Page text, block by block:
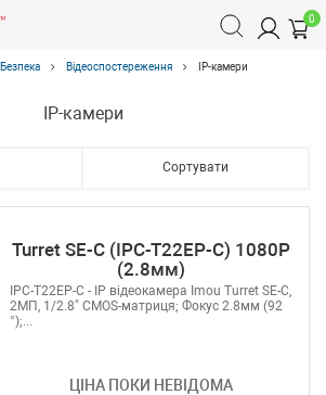
0
Безпека Відеоспостереження IP-камери
IP-камери
Сортувати
Turret SE-C (IPC-T22EP-C) 1080P
(2.8мм)
ЦІНА ПОКИ НЕВІДОМА
IPC-T22EP-C - IP відеокамера Imou Turret SE-C,
2МП, 1/2.8" CMOS-матриця; Фокус 2.8мм (92
°);...